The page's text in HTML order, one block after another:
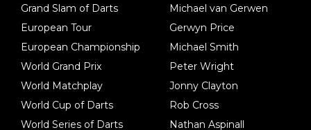
Grand Slam of Darts
European Tour
European Championship
World Grand Prix
World Matchplay
World Cup of Darts
World Series of Darts
Michael van Gerwen
Gerwyn Price
Michael Smith
Peter Wright
Jonny Clayton
Rob Cross
Nathan Aspinall